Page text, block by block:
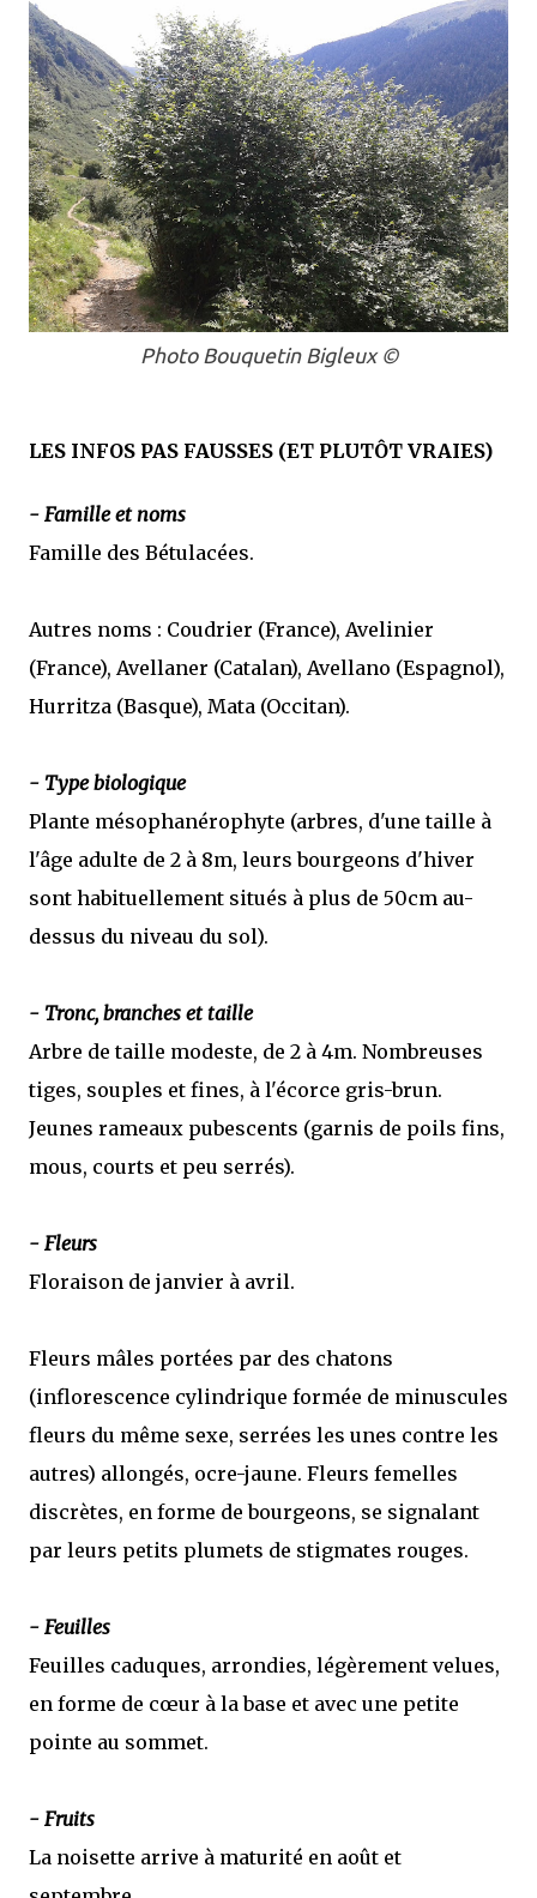
Photo Bouquetin Bigleux ©
LES INFOS PAS FAUSSES (ET PLUTÔT VRAIES)
- Famille et noms
Famille des Bétulacées.
Autres noms : Coudrier (France), Avelinier
(France), Avellaner (Catalan), Avellano (Espagnol),
Hurritza (Basque), Mata (Occitan).
- Type biologique
Plante mésophanérophyte (arbres, d'une taille à
l'âge adulte de 2 à 8m, leurs bourgeons d'hiver
sont habituellement situés à plus de 50cm au-
dessus du niveau du sol).
- Tronc, branches et taille
Arbre de taille modeste, de 2 à 4m. Nombreuses
tiges, souples et fines, à l'écorce gris-brun.
Jeunes rameaux pubescents (garnis de poils fins,
mous, courts et peu serrés).
- Fleurs
Floraison de janvier à avril.
Fleurs mâles portées par des chatons
(inflorescence cylindrique formée de minuscules
fleurs du même sexe, serrées les unes contre les
autres) allongés, ocre-jaune. Fleurs femelles
discrètes, en forme de bourgeons, se signalant
par leurs petits plumets de stigmates rouges.
- Feuilles
Feuilles caduques, arrondies, légèrement velues,
en forme de cœur à la base et avec une petite
pointe au sommet.
- Fruits
La noisette arrive à maturité en août et